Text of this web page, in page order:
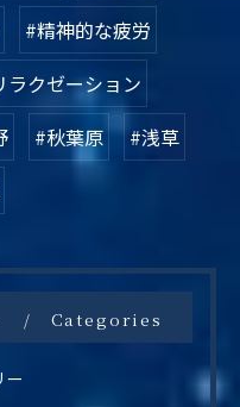
#精神的な疲労
ラクゼーション
#秋葉原
#浅草
Categories
ー